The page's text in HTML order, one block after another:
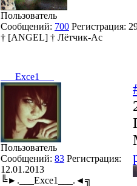
Пользователь
Сообщений: 700 Регистрация:
† [ANGEL] † Лётчик-Ас
___Exce1___
Пользователь
Сообщений: 83 Регистрация:
12.01.2013
╚►.___Exce1___.◄╗